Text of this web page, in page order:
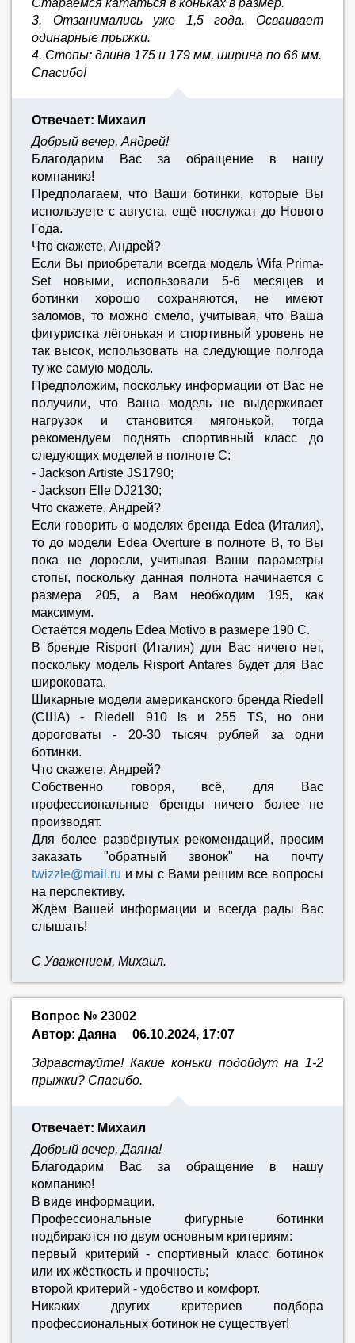
3. Отзанимались уже 1,5 года. Осваивает
одинарные прыжки.
4. Стопы: длина 175 и 179 мм, ширина по 66 мм.
Спасибо!
Отвечает: Михаил
Добрый вечер, Андрей!
Благодарим Вас за обращение в нашу
компанию!
Предполагаем, что Ваши ботинки, которые Вы
используете с августа, ещё послужат до Нового
Года.
Что скажете, Андрей?
Если Вы приобретали всегда модель Wifa Prima-
Set новыми, использовали 5-6 месяцев и
ботинки хорошо сохраняются, не имеют
заломов, то можно смело, учитывая, что Ваша
фигуристка лёгонькая и спортивный уровень не
так высок, использовать на следующие полгода
ту же самую модель.
Предположим, поскольку информации от Вас не
получили, что Ваша модель не выдерживает
нагрузок и становится мягонькой, тогда
рекомендуем поднять спортивный класс до
следующих моделей в полноте C:
- Jackson Artiste JS1790;
- Jackson Elle DJ2130;
Что скажете, Андрей?
Если говорить о моделях бренда Edea (Италия),
то до модели Edea Overture в полноте B, то Вы
пока не доросли, учитывая Ваши параметры
стопы, поскольку данная полнота начинается с
размера 205, а Вам необходим 195, как
максимум.
Остаётся модель Edea Motivo в размере 190 C.
В бренде Risport (Италия) для Вас ничего нет,
поскольку модель Risport Antares будет для Вас
широковата.
Шикарные модели американского бренда Riedell
(США) - Riedell 910 ls и 255 TS, но они
дороговаты - 20-30 тысяч рублей за одни
ботинки.
Что скажете, Андрей?
Собственно говоря, всё, для Вас
профессиональные бренды ничего более не
производят.
Для более развёрнутых рекомендаций, просим
заказать "обратный звонок" на почту
twizzle@mail.ru и мы с Вами решим все вопросы
на перспективу.
Ждём Вашей информации и всегда рады Вас
слышать!
С Уважением, Михаил.
Вопрос № 23002
Автор: Даяна
06.10.2024, 17:07
Здравствуйте! Какие коньки подойдут на 1-2
прыжки? Спасибо.
Отвечает: Михаил
Добрый вечер, Даяна!
Благодарим Вас за обращение в нашу
компанию!
В виде информации.
Профессиональные фигурные ботинки
подбираются по двум основным критериям:
первый критерий - спортивный класс ботинок
или их жёсткость и прочность;
второй критерий - удобство и комфорт.
Никаких других критериев подбора
профессиональных ботинок не существует!